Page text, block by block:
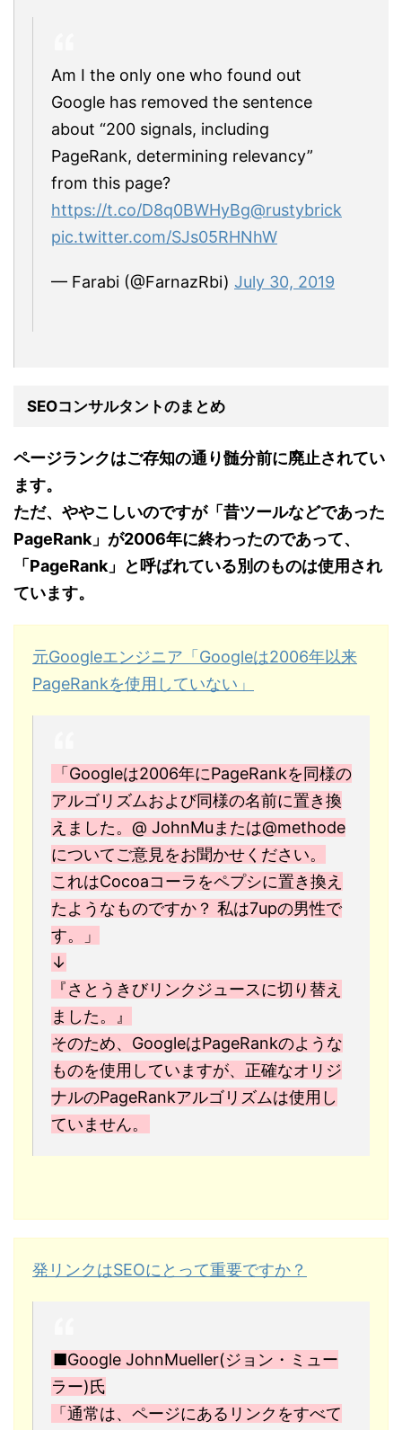
Am I the only one who found out
Google has removed the sentence
about “200 signals, including
PageRank, determining relevancy”
from this page?
https://t.co/D8q0BWHyBg@rustybrick
pic.twitter.com/SJs05RHNhW
— Farabi (@FarnazRbi) July 30, 2019
SEOコンサルタントのまとめ
ページランクはご存知の通り髄分前に廃止されてい
ます。
ただ、ややこしいのですが「昔ツールなどであった
PageRank」が2006年に終わったのであって、
「PageRank」と呼ばれている別のものは使用され
ています。
元Googleエンジニア「Googleは2006年以来
PageRankを使用していない」
「Googleは2006年にPageRankを同様の
アルゴリズムおよび同様の名前に置き換
えました。@ JohnMuまたは@methode
についてご意見をお聞かせください。
これはCocoaコーラをペプシに置き換え
たようなものですか？ 私は7upの男性で
す。」
↓
『さとうきびリンクジュースに切り替え
ました。』
そのため、GoogleはPageRankのような
ものを使用していますが、正確なオリジ
ナルのPageRankアルゴリズムは使用し
ていません。
発リンクはSEOにとって重要ですか？
■Google JohnMueller(ジョン・ミュー
ラー)氏
「通常は、ページにあるリンクをすべて